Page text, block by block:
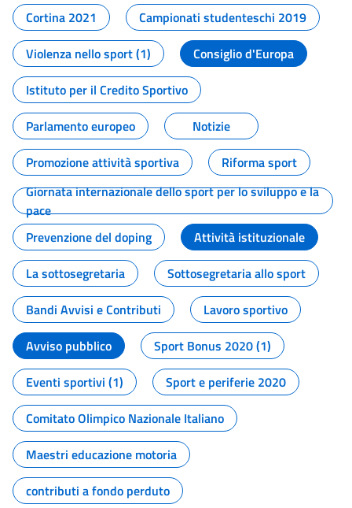
Cortina 2021
Campionati studenteschi 2019
Violenza nello sport (1)
Consiglio d'Europa
Istituto per il Credito Sportivo
Parlamento europeo
Notizie
Promozione attività sportiva
Riforma sport
Giornata internazionale dello sport per lo sviluppo e la
pace
Prevenzione del doping
Attività istituzionale
La sottosegretaria
Sottosegretaria allo sport
Bandi Avvisi e Contributi
Lavoro sportivo
Avviso pubblico
Sport Bonus 2020 (1)
Eventi sportivi (1)
Sport e periferie 2020
Comitato Olimpico Nazionale Italiano
Maestri educazione motoria
contributi a fondo perduto